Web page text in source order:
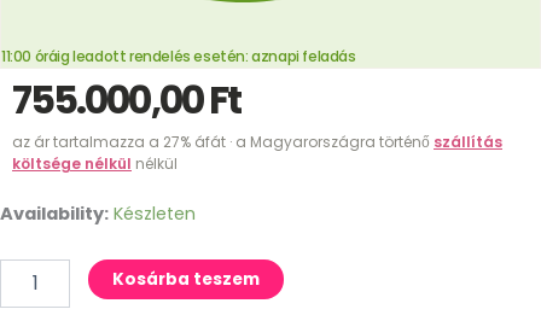
11:00 óráig leadott rendelés esetén: aznapi feladás
755.000,00Ft
az ár tartalmazza a 27% áfát · a Magyarországra történő szállítás
költsége nélkül nélkül
Availability: Készleten
Kosárba teszem